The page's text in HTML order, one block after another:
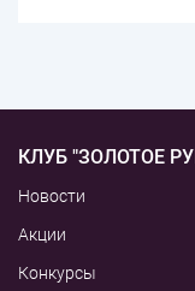
КЛУБ "ЗОЛОТОЕ
Новости
Акции
Конкурсы